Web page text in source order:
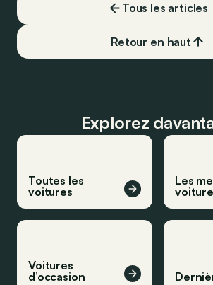
Tous les articles
Retour en haut
Explorez
Toutes les
voitures
Les
Voitures
d’occasion